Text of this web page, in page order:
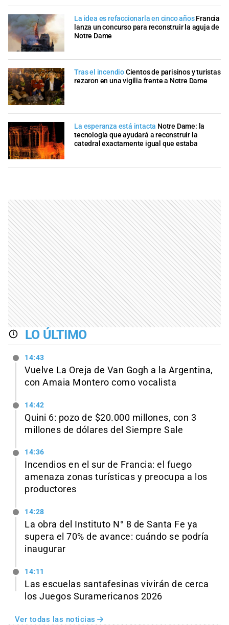
La idea es refaccionarla en cinco años Francia
lanza un concurso para reconstruir la aguja de
Notre Dame
Tras el incendioCientos de parisinos y turistas
rezaron en una vigilia frente a Notre Dame
La esperanza está intacta Notre Dame: la
tecnología que ayudará a reconstruir la
catedral exactamente igual que estaba
LO ÚLTIMO
14:43
Vuelve La Oreja de Van Gogh a la Argentina,
con Amaia Montero como vocalista
14:42
Quini 6: pozo de $20.000 millones, con 3
millones de dólares del Siempre Sale
14:36
Incendios en el sur de Francia: el fuego
amenaza zonas turísticas y preocupa a los
productores
14:28
La obra del Instituto N° 8 de Santa Fe ya
supera el 70% de avance: cuándo se podría
inaugurar
14:11
Las escuelas santafesinas vivirán de cerca
los Juegos Suramericanos 2026
Ver todas las noticias